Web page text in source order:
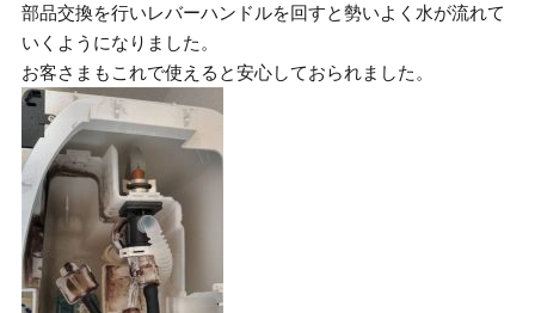
部品交換を行いレバーハンドルを回すと勢いよく水が流れて
いくようになりました。
お客さまもこれで使えると安心しておられました。